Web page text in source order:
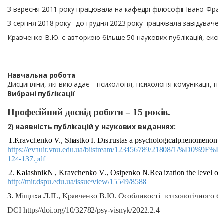
З вересня 2011 року працювала на кафедрі філософії Івано-
З серпня 2018 року і до грудня 2023 року працювала
Кравченко В.Ю. є авторкою більше 50 наукових публікацій,
Навчальна робота
Дисципліни, які викладає – психологія, психологія
Вибрані публікації
Професійний досвід роботи – 15 років.
2) наявність публікацій у наукових виданнях:
1.Kravchenko V., Shastko I. Distrustas a
https://evnuir.vnu.edu.ua/bitstream/123456789/21808/1/
124-137.pdf
2.KalashnikN., Kravchenko V.,Osipenko N.Realization the level
http://mir.dspu.edu.ua/issue/view/15549/8588
3. Міщиха Л.П., Кравченко В.Ю. Особливості психологічного
DOI https//doi.org/10/32782/psy-visnyk/2022.2.4